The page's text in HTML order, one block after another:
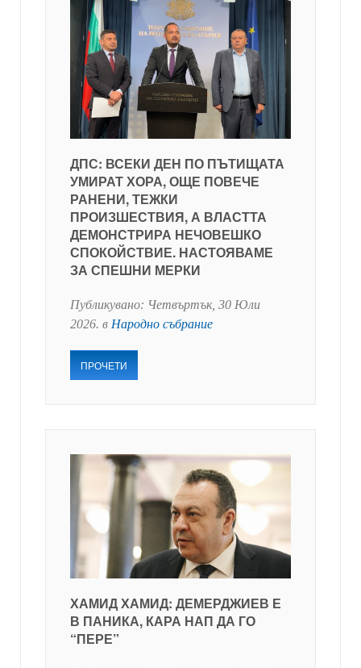
ДПС: ВСЕКИ ДЕН ПО ПЪТИЩАТА
УМИРАТ ХОРА, ОЩЕ ПОВЕЧЕ
РАНЕНИ, ТЕЖКИ
ПРОИЗШЕСТВИЯ, А ВЛАСТТА
ДЕМОНСТРИРА НЕЧОВЕШКО
СПОКОЙСТВИЕ. НАСТОЯВАМЕ
ЗА СПЕШНИ МЕРКИ
Публикувано: Четвъртък, 30 Юли
2026. в Народно събрание
ПРОЧЕТИ
ХАМИД ХАМИД: ДЕМЕРДЖИЕВ Е
В ПАНИКА, КАРА НАП ДА ГО
“ПЕРЕ”